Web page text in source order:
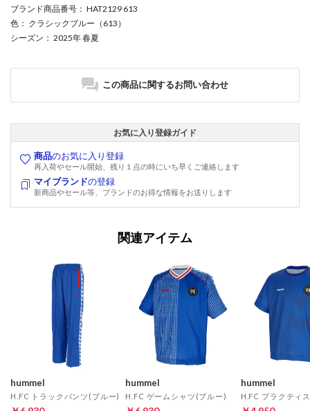
ブランド商品番号 ： HAT2129 613
色 ： クラシックブルー（613）
シーズン ： 2025年 春夏
この商品に関するお問い合わせ
お気に入り登録ガイド
商品のお気に入り登録
再入荷やセール開始、残り１点の時にいち早くご連絡します
マイブランドの登録
新商品やセール等、ブランドのお得な情報をお送りします
関連アイテム
hummel
H.FC トラックパンツ(ブルー)
hummel
H.FC ゲームシャツ(ブルー)
hummel